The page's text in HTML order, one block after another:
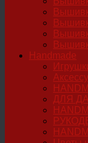
Handmade
ДЛЯ